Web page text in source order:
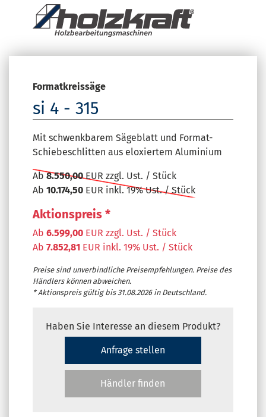
Formatkreissäge
si 4 - 315
Mit schwenkbarem Sägeblatt und Format-
Schiebeschlitten aus eloxiertem Aluminium
Ab8.550,00EUR zzgl. Ust. / Stück
Ab 10.174,50 EUR inkl. 19% Ust. / Stück
Aktionspreis *
Ab 6.599,00 EUR zzgl. Ust. / Stück
Ab 7.852,81 EUR inkl. 19% Ust. / Stück
Preise sind unverbindliche Preisempfehlungen. Preise des
Händlers können abweichen.
* Aktionspreis gültig bis 31.08.2026 in Deutschland.
Haben Sie Interesse an diesem Produkt?
Anfrage stellen
Händler finden